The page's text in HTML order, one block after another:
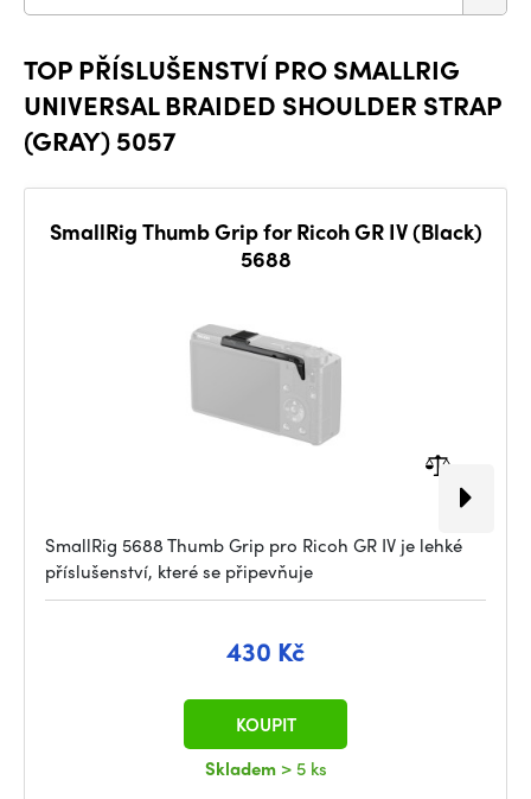
TOP PŘÍSLUŠENSTVÍ PRO SMALLRIG
UNIVERSAL BRAIDED SHOULDER STRAP
(GRAY) 5057
SmallRig Thumb Grip for Ricoh GR IV (Black)
5688
SmallRig 5688 Thumb Grip pro Ricoh GR IV je lehké
příslušenství, které se připevňuje
430 Kč
Skladem > 5 ks
KOUPIT